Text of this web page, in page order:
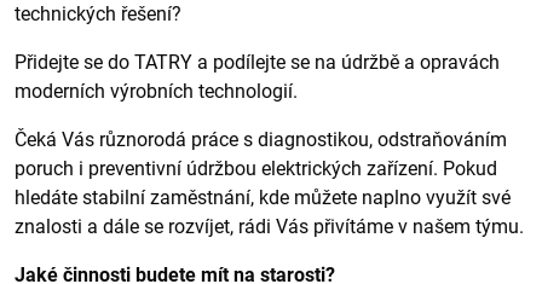
technických řešení?
Přidejte se do TATRY a podílejte se na údržbě a opravách
moderních výrobních technologií.
Čeká Vás různorodá práce s diagnostikou, odstraňováním
poruch i preventivní údržbou elektrických zařízení. Pokud
hledáte stabilní zaměstnání, kde můžete naplno využít své
znalosti a dále se rozvíjet, rádi Vás přivítáme v našem týmu.
Jaké činnosti budete mít na starosti?